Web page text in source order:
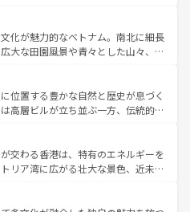
イーツなど、バラエティ豊かな料理
。 なお、新着の台湾情報は コンテンツ一覧を参
ば四季折々の自然美を楽しむことが
チや焼肉、絶品のストリートフード
料理が待っている。夜には、韓国な
、韓国の多彩な魅力を心ゆくまで味
わってみてほしい。 なお、新着の韓国情報はコンテンツ一
化が魅力的なベトナム。南北に細長
大な田園風景や青々とした山々、世
が息づく。ハノイの古い町並みやホ
統治時代の建物も、独特の雰囲気を
、バラエティの豊かさとおいしさで
ミー、ベトナムコーヒーなどは、ぜ
どの地域を訪れてもあたたかい人々
るので、きっと忘れられない旅にな
位置する豊かな自然と歴史が息づく
高層ビルが立ち並ぶ一方、伝統的な
。北部ではチェンマイなどの山岳地
南部ではプーケットやクラビの美し
分を楽しむことができる。タイ料理
温暖で、どの季節にも異なる楽しみ
交わる香港は、特有のエネルギーを
リア湾に広がる壮大な景色、近未来
動するはず。観光スポットが密集し